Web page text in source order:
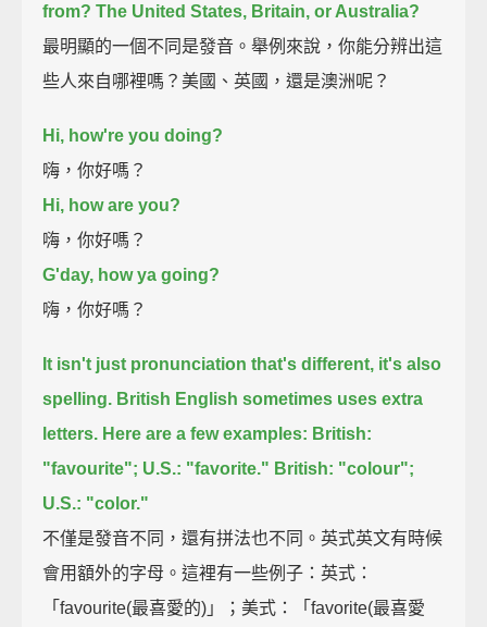
from? The United States, Britain, or Australia?
最明顯的一個不同是發音。舉例來說，你能分辨出這
些人來自哪裡嗎？美國、英國，還是澳洲呢？
Hi, how're you doing?
嗨，你好嗎？
Hi, how are you?
嗨，你好嗎？
G'day, how ya going?
嗨，你好嗎？
It isn't just pronunciation that's different, it's also
spelling. British English sometimes uses extra
letters. Here are a few examples: British:
"favourite"; U.S.: "favorite." British: "colour";
U.S.: "color."
不僅是發音不同，還有拼法也不同。英式英文有時候
會用額外的字母。這裡有一些例子：英式：
「favourite(最喜愛的)」；美式：「favorite(最喜愛